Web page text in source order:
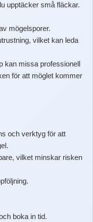
upptäcker små fläckar.
mögelsporer.
vilket kan leda
kan missa professionell
för att möglet kommer
och verktyg för att
vilket minskar risken
boka in tid.